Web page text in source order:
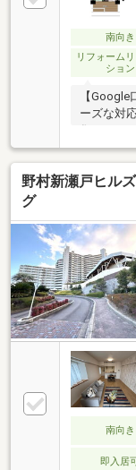
南向き
リフォーム
ション
【
ーズな対
令和7年
月)・ペッ
境◆・瀬
状鉄道『
瀬戸店ま
野村新瀬戸ヒル
グ
南向き
即入居